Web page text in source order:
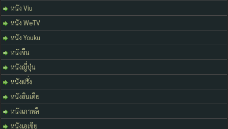
หนัง Viu
หนัง WeTV
หนัง Youku
หนังจีน
หนังญี่ปุ่น
หนังฝรั่ง
หนังอินเดีย
หนังเกาหลี
หนังเอเชีย